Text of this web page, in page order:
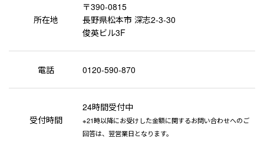
所在地
〒390-0815
長野県松本市 深志2-3-30
俊英ビル3F
電話 0120-590-870
受付時間
24時間受付中
※21時以降にお受けした金額に関するお問い合わせへのご
回答は、翌営業日となります。